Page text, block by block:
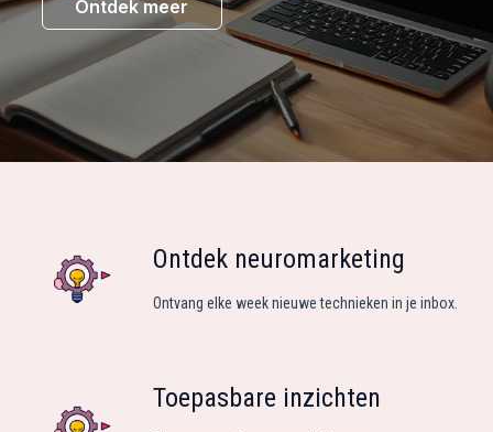
Ontdek meer
Ontdek neuromarketing
Ontvang elke week nieuwe technieken in je inbox.
Toepasbare inzichten